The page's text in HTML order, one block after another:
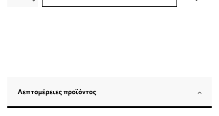
Λεπτομέρειες προϊόντος